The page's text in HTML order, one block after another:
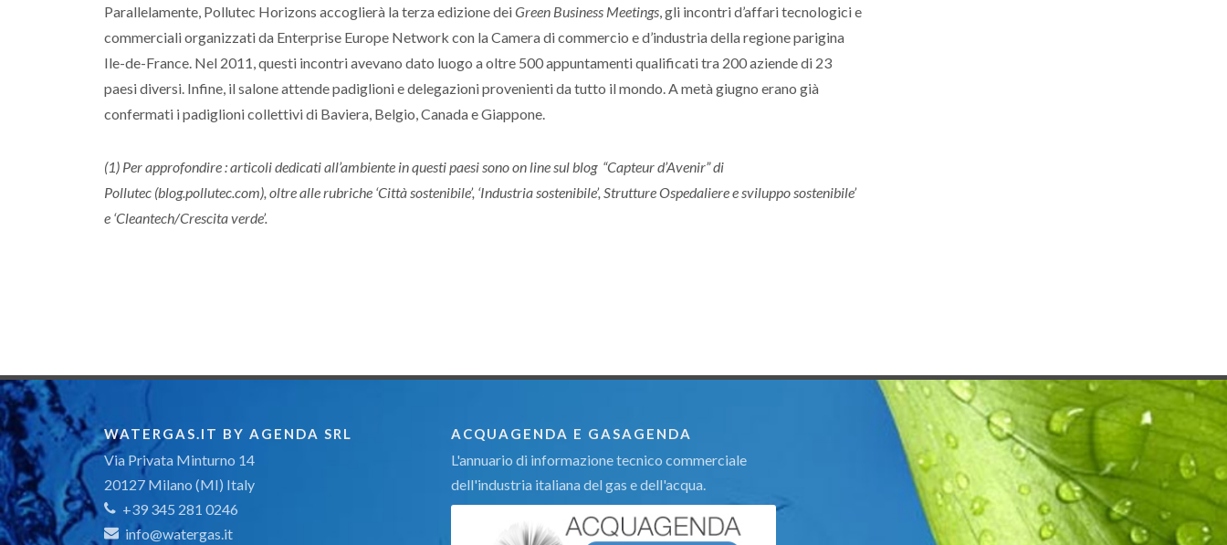
Parallelamente, Pollutec Horizons accoglierà la terza edizione deiGreen Business Meetings, gli incontri d’affari tecnologici e
commerciali organizzati da Enterprise Europe Network con la Camera di commercio e d’industria della regione parigina
Ile-de-France. Nel 2011, questi incontri avevano dato luogo a oltre 500 appuntamenti qualificati tra 200 aziende di 23
paesi diversi. Infine, il salone attende padiglioni e delegazioni provenienti da tutto il mondo. A metà giugno erano già
confermati i padiglioni collettivi di Baviera, Belgio, Canada e Giappone.
(1) Per approfondire : articoli dedicati all’ambiente in questi paesi sono on line sul blog “Capteur d’Avenir” di
Pollutec (blog.pollutec.com), oltre alle rubriche ‘Città sostenibile’, ‘Industria sostenibile’, Strutture Ospedaliere e sviluppo sostenibile’
e ‘Cleantech/Crescita verde’.
WATERGAS.IT BY AGENDA SRL
Via Privata Minturno 14
20127 Milano (MI) Italy
+39 345 281 0246
info@watergas.it
ACQUAGENDA E GASAGENDA
L'annuario di informazione tecnico commerciale
dell'industria italiana del gas e dell'acqua.